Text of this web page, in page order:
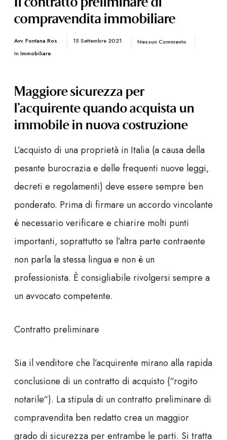
compravendita immobiliare
Avv. Fontana Ros 15 Settembre 2021
Nessun Commento
In Immobiliare
Maggiore sicurezza per
l’acquirente quando acquista un
immobile in nuova costruzione
L’acquisto di una proprietà in Italia (a causa della
pesante burocrazia e delle frequenti nuove leggi,
decreti e regolamenti) deve essere sempre ben
ponderato. Prima di firmare un accordo vincolante
è necessario verificare e chiarire molti punti
importanti, soprattutto se l’altra parte contraente
non parla la stessa lingua e non è un
professionista. È consigliabile rivolgersi sempre a
un avvocato competente.
Contratto preliminare
Sia il venditore che l’acquirente mirano alla rapida
conclusione di un contratto di acquisto (“rogito
notarile“). La stipula di uncontratto preliminare di
compravendita ben redatto crea un maggior
grado di sicurezza per entrambe le parti. Si tratta